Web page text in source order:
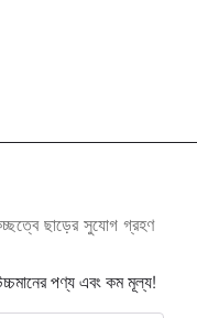
ছাড়ের সুযোগ গ্রহণ
পণ্য এবং কম মূল্য!